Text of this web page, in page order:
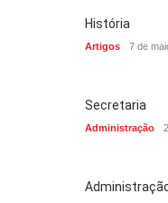
História
Artigos 7 de
Secretaria
Administração